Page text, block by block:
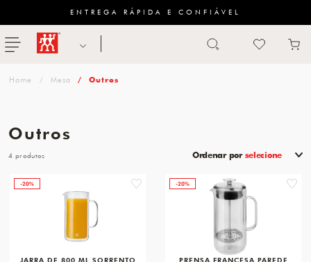
ENTREGA RÁPIDA E CONFIÁVEL
menu ZWILLING
PANELAS
TALHERES
Mesa Outros
Outros
Ordenar por selecione
4
favorite
-20%
JARRA DE 800 ML SORRENTO
-20%
PRENSA FRANCESA PAREDE